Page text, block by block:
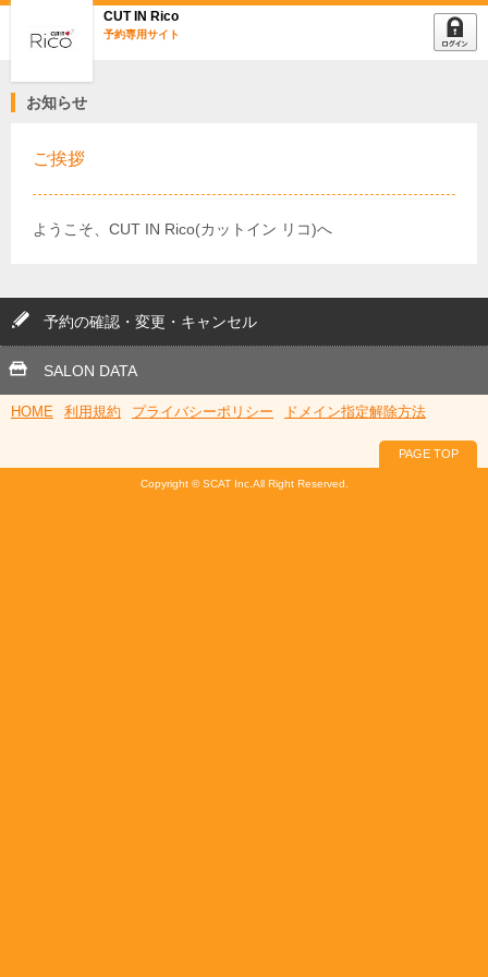
CUT IN Rico
予約専用サイト
お知らせ
ご挨拶
ようこそ、CUT IN Rico(カットイン リコ)へ
予約の確認・変更・キャンセル
SALON DATA
HOME 利用規約 プライバシーポリシー ドメイン指定解除方法
PAGE TOP
Copyright © SCAT Inc.All Right Reserved.